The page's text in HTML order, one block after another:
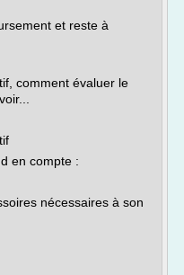
et reste à
comment évaluer le
en compte :
nécessaires à son